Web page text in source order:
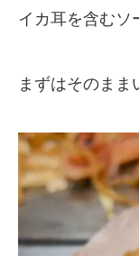
イカ耳を含むソ
まずはそのまま